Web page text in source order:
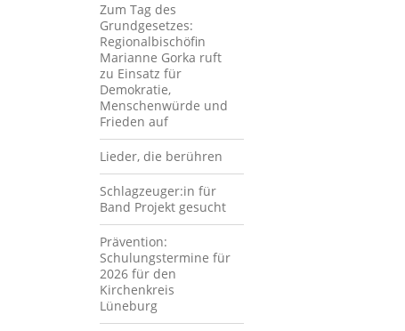
Zum Tag des
Grundgesetzes:
Regionalbischöfin
Marianne Gorka ruft
zu Einsatz für
Demokratie,
Menschenwürde und
Frieden auf
Lieder, die berühren
Schlagzeuger:in für
Band Projekt gesucht
Prävention:
Schulungstermine für
2026 für den
Kirchenkreis
Lüneburg